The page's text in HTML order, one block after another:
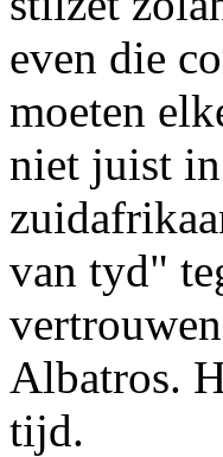
even die
moeten
niet juist
van tyd"
Albatros.
tijd.